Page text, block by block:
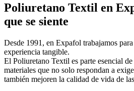
Poliuretano Textil en
que se siente
Desde 1991, en Expafol trabajamos
experiencia tangible.
El Poliuretano Textil es parte esencial
materiales que no solo respondan a
también mejoren la calidad de vida de